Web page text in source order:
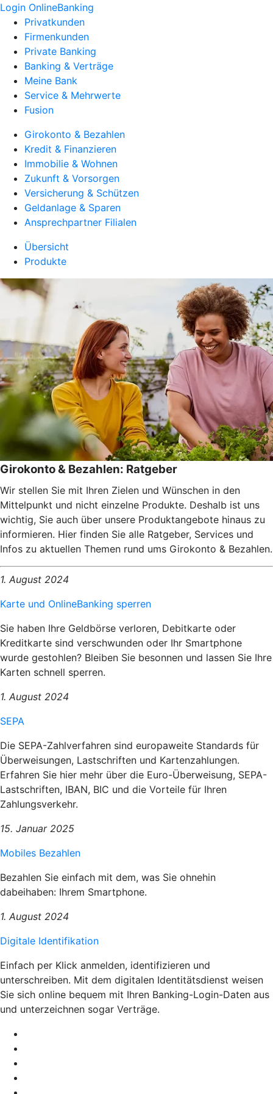
Login OnlineBanking
Privatkunden
Firmenkunden
Private Banking
Banking & Verträge
Meine Bank
Service & Mehrwerte
Fusion
Girokonto & Bezahlen
Kredit & Finanzieren
Immobilie & Wohnen
Zukunft & Vorsorgen
Versicherung & Schützen
Geldanlage & Sparen
Ansprechpartner Filialen
Übersicht
Produkte
Girokonto & Bezahlen: Ratgeber
Wir stellen Sie mit Ihren Zielen und Wünschen in den
Mittelpunkt und nicht einzelne Produkte. Deshalb ist uns
wichtig, Sie auch über unsere Produktangebote hinaus zu
informieren. Hier finden Sie alle Ratgeber, Services und
Infos zu aktuellen Themen rund ums Girokonto & Bezahlen.
1. August 2024
Karte und OnlineBanking sperren
Sie haben Ihre Geldbörse verloren, Debitkarte oder
Kreditkarte sind verschwunden oder Ihr Smartphone
wurde gestohlen? Bleiben Sie besonnen und lassen Sie Ihre
Karten schnell sperren.
1. August 2024
SEPA
Die SEPA-Zahlverfahren sind europaweite Standards für
Überweisungen, Lastschriften und Kartenzahlungen.
Erfahren Sie hier mehr über die Euro-Überweisung, SEPA-
Lastschriften, IBAN, BIC und die Vorteile für Ihren
Zahlungsverkehr.
15. Januar 2025
Mobiles Bezahlen
Bezahlen Sie einfach mit dem, was Sie ohnehin
dabeihaben: Ihrem Smartphone.
1. August 2024
Digitale Identifikation
Einfach per Klick anmelden, identifizieren und
unterschreiben. Mit dem digitalen Identitätsdienst weisen
Sie sich online bequem mit Ihren Banking-Login-Daten aus
und unterzeichnen sogar Verträge.